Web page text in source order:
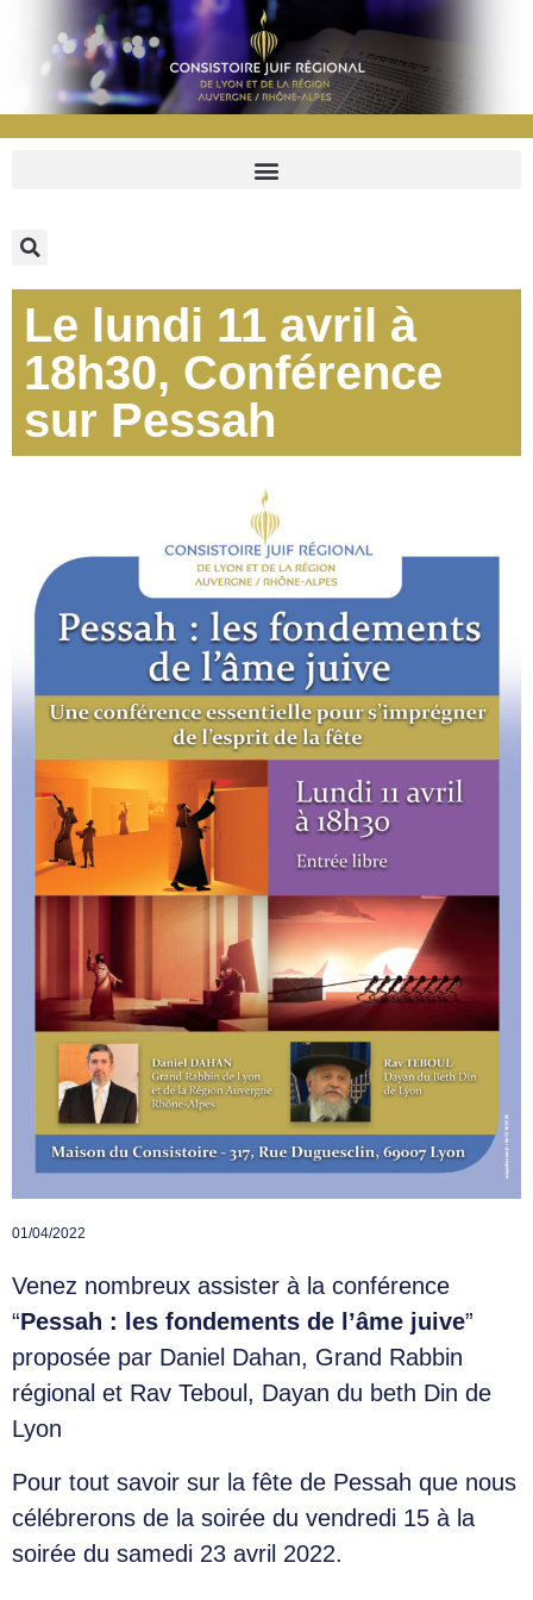
Le lundi 11 avril à
18h30, Conférence
sur Pessah
01/04/2022
Venez nombreux assister à la conférence
“Pessah : les fondements de l’âme juive”
proposée par Daniel Dahan, Grand Rabbin
régional et Rav Teboul, Dayan du beth Din de
Lyon
Pour tout savoir sur la fête de Pessah que nous
célébrerons de la soirée du vendredi 15 à la
soirée du samedi 23 avril 2022.